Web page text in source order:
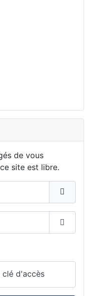
de vous
site est libre.
clé d'accès